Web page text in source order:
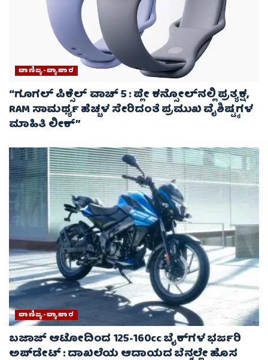
ವಾಣಿಜ್ಯ-ವ್ಯಾಪಾರ
“ಗೂಗಲ್ ಪಿಕ್ಸೆಲ್ ವಾಚ್ 5 : ಪ್ಲೇ ಕನ್ಸೋಲ್‌ನಲ್ಲಿ ಪ್ರತ್ಯಕ್ಷ,
RAM ಸಾಮರ್ಥ್ಯ ಹೆಚ್ಚಳ ಸೇರಿದಂತೆ ಪ್ರಮುಖ ವೈಶಿಷ್ಟ್ಯಗಳ
ಮಾಹಿತಿ ಲೀಕ್”
ವಾಣಿಜ್ಯ-ವ್ಯಾಪಾರ
ಬಜಾಜ್ ಆಟೋದಿಂದ 125-160cc ಬೈಕ್‌ಗಳ ಭರ್ಜರಿ
ಅಪ್‌ಡೇಟ್ : ದಾಖಲೆಯ ಆದಾಯದ ಬೆನ್ನಲ್ಲೇ ಹೊಸ